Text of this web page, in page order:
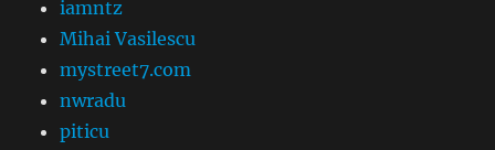
iamntz
Mihai Vasilescu
mystreet7.com
nwradu
piticu